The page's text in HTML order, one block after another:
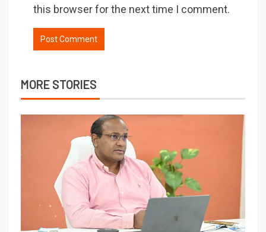
this browser for the next time I comment.
MORE STORIES